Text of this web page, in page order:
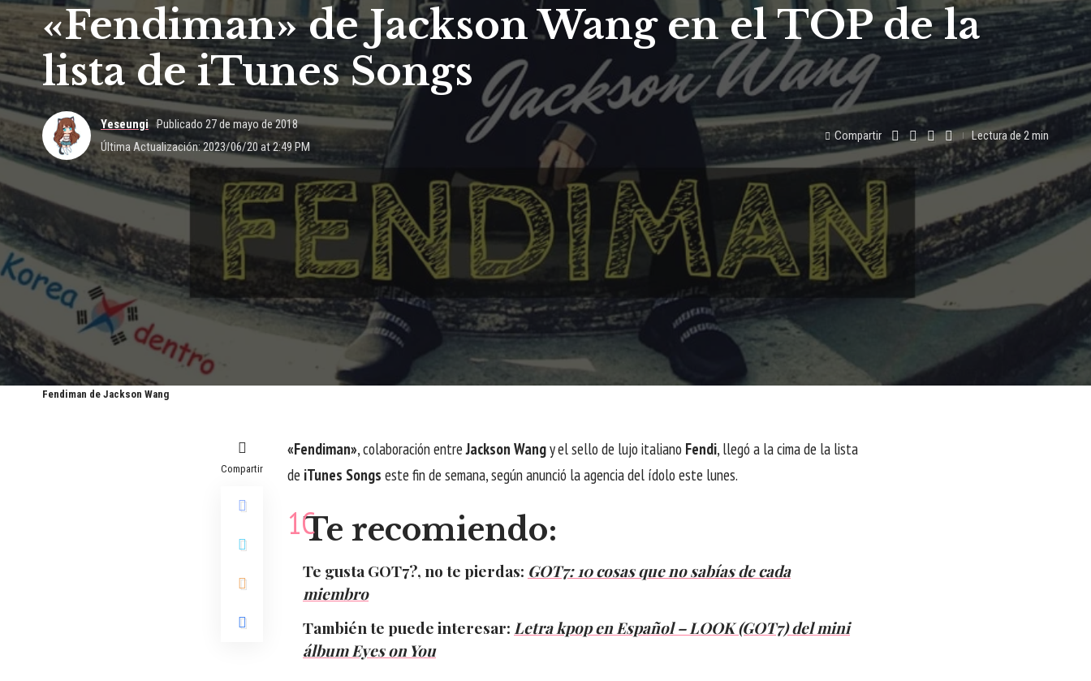
«Fendiman» de Jackson Wang en el TOP de la
lista de iTunes Songs
Última Actualización: 2023/06/20 at 2:49 PM
Yeseungi Publicado 27 de mayo de 2018
Compartir Lectura de 2 min
Fendiman de Jackson Wang
Compartir
«Fendiman», colaboración entreJackson Wangy el sello de lujo italiano Fendi, llegó a la cima de la lista
de iTunes Songs este fin de semana, según anunció la agencia del ídolo este lunes.
Te recomiendo:
Te gusta GOT7?, no te pierdas: GOT7: 10 cosas que no sabías de cada
miembro
También te puede interesar: Letra kpop en Español – LOOK (GOT7) del mini
álbum Eyes on You